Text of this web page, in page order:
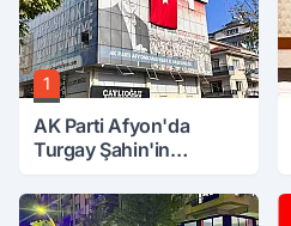
1
AK Parti Afyon'da
Turgay Şahin'in